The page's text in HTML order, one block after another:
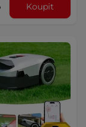
Koupit